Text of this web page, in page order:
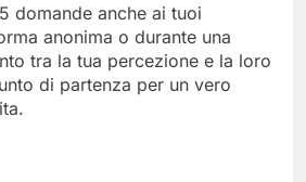
domande anche ai tuoi
anonima o durante una
tra la tua percezione e la loro
di partenza per un vero